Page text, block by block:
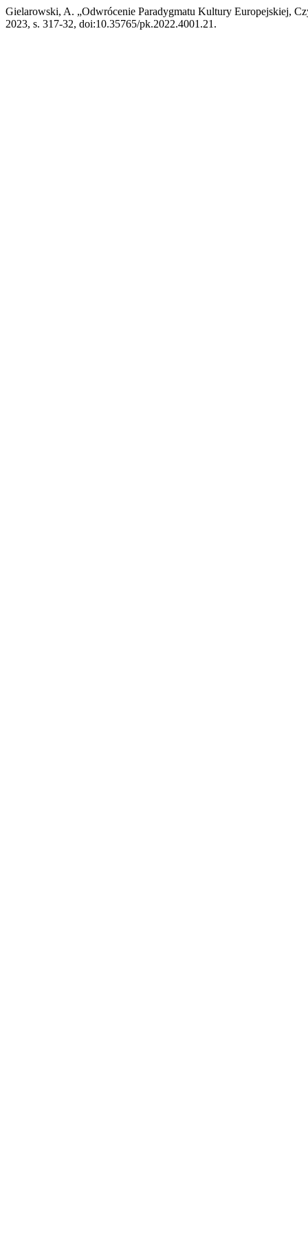
Gielarowski, A. „Odwrócenie Paradygmatu Kultury Europejskiej,
2023, s. 317-32, doi:10.35765/pk.2022.4001.21.